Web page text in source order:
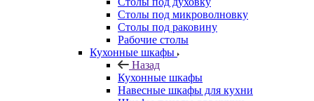
Столы под микроволновку
Столы под раковину
Рабочие столы
Кухонные шкафы
Назад
Кухонные шкафы
Навесные шкафы для кухни